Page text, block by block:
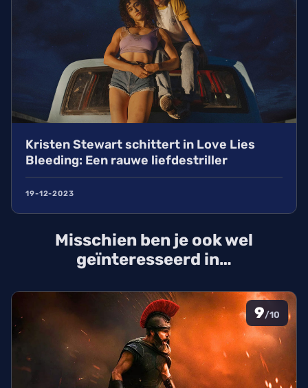
Kristen Stewart schittert in Love Lies
Bleeding: Een rauwe liefdestriller
19-12-2023
Misschien ben je ook wel
geïnteresseerd in…
9/10